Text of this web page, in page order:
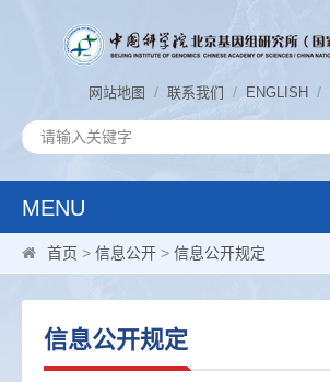
网站地图 / 联系我们 / ENGLISH /
MENU
首页 > 信息公开 > 信息公开规定
信息公开规定